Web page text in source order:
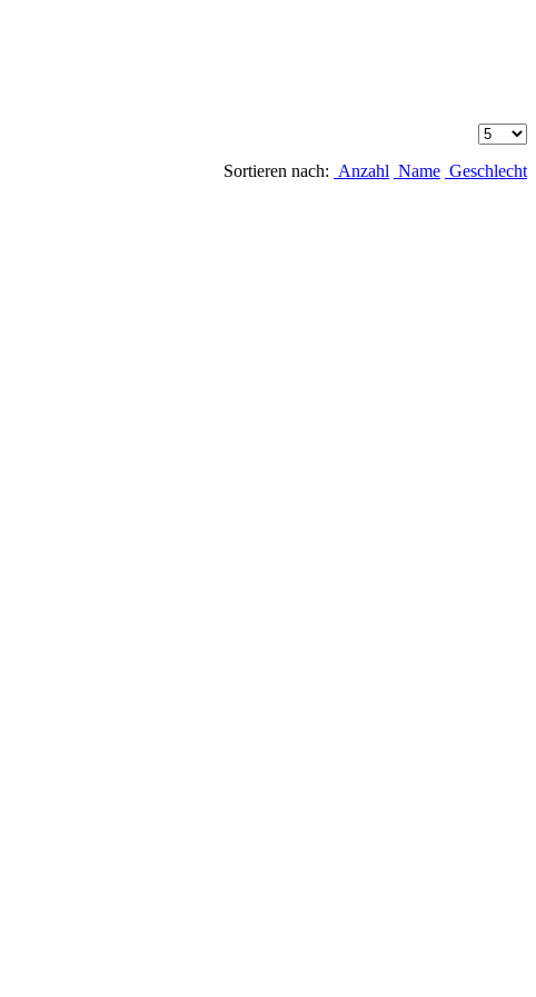
Sortieren nach: Anzahl Name Geschlecht